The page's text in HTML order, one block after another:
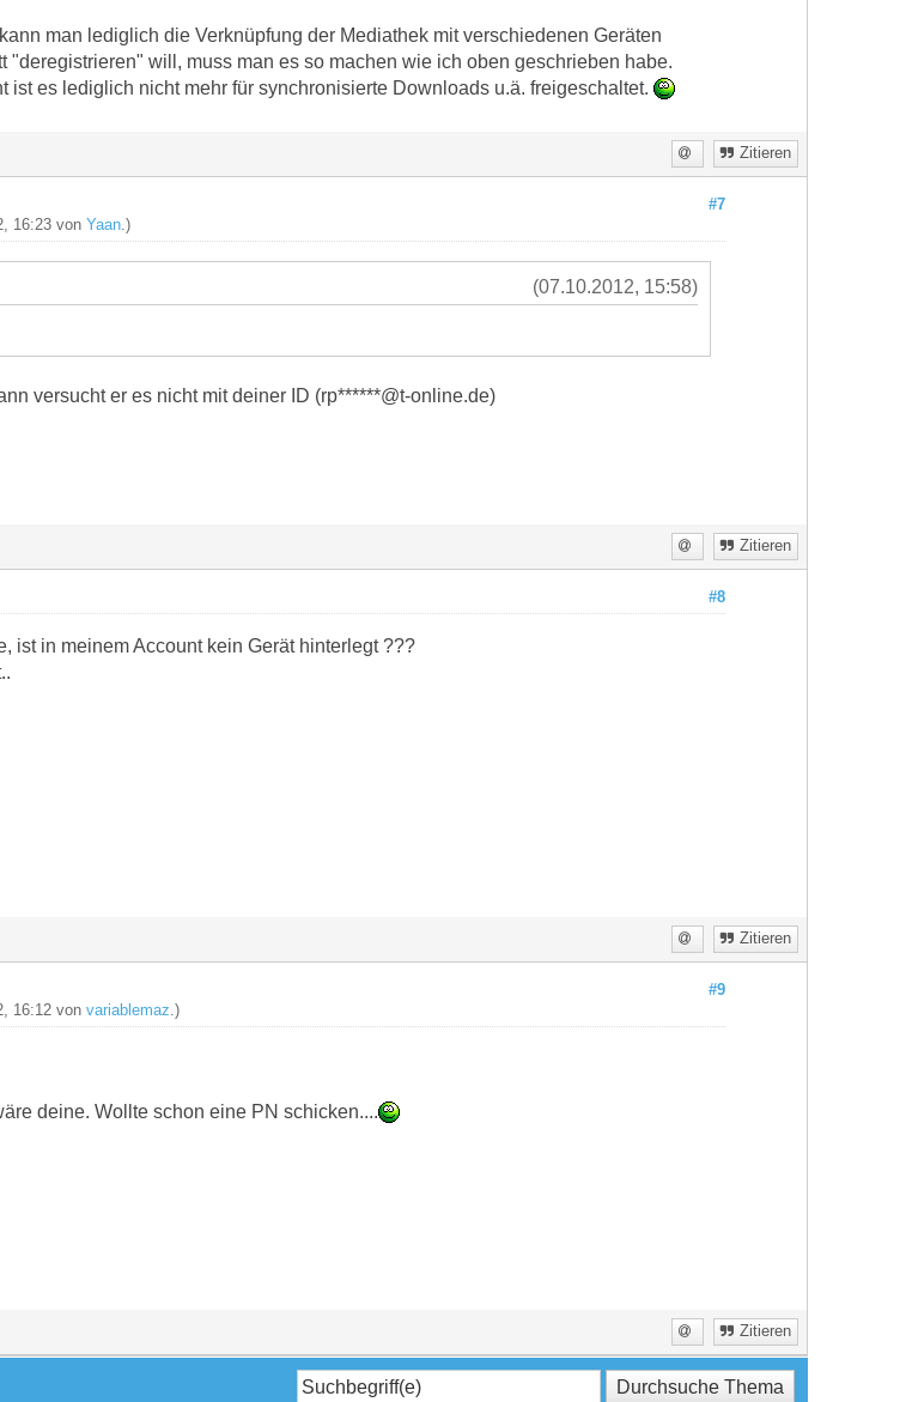
man lediglich die Verknüpfung der Mediathek mit verschiedenen Geräten
"deregistrieren" will, muss man es so machen wie ich oben geschrieben habe.
ist es lediglich nicht mehr für synchronisierte Downloads u.ä. freigeschaltet.
Zitieren
#7
16:23 von Yaan.)
(07.10.2012, 15:58)
versucht er es nicht mit deiner ID (rp******@t-online.de)
Zitieren
#8
ist in meinem Account kein Gerät hinterlegt ???
Zitieren
#9
16:12 von variablemaz .)
deine. Wollte schon eine PN schicken....
Zitieren